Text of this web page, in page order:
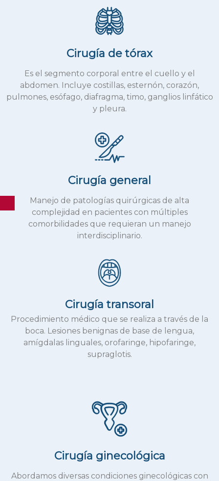
Cirugía de tórax
Es el segmento corporal entre el cuello y el
abdomen. Incluye costillas, esternón, corazón,
pulmones, esófago, diafragma, timo, ganglios linfático
y pleura.
Cirugía general
Manejo de patologías quirúrgicas de alta
complejidad en pacientes con múltiples
comorbilidades que requieran un manejo
interdisciplinario.
Cirugía transoral
Procedimiento médico que se realiza a través de la
boca. Lesiones benignas de base de lengua,
amígdalas linguales, orofaringe, hipofaringe,
supraglotis.
Cirugía ginecológica
Abordamos diversas condiciones ginecológicas con